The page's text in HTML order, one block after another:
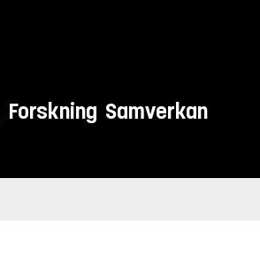
Forskning Samverkan